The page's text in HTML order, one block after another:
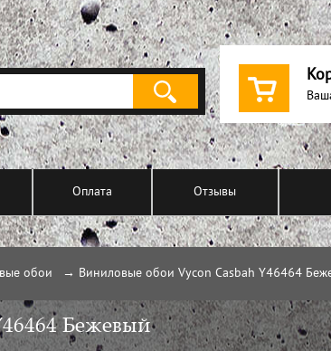
Оплата Отзывы
обои → Виниловые обои Vycon Casbah Y46464
Бежевый